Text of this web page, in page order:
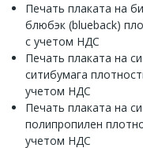
Печать плаката на
блюбэк (blueback)
с учетом НДС
Печать плаката на
ситибумага
учетом НДС
Печать плаката на
полипропилен
учетом НДС